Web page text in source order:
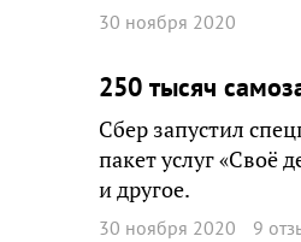
30 ноября 2020
250 тысяч
Сбер запустил
пакет услуг «Своё
и другое.
30 ноября 2020 9